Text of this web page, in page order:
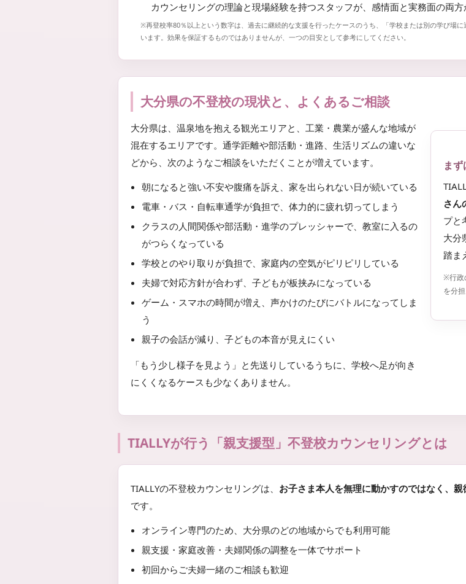
カウンセリングの理論と現場経験を持つスタッフが、感情面と実務面の両方
※再登校率80％以上という数字は、過去に継続的な支援を行ったケースのうち、「学校または別の学び場
います。効果を保証するものではありませんが、一つの目安として参考にしてください。
大分県の不登校の現状と、よくあるご相談
大分県は、温泉地を抱える観光エリアと、工業・農業が盛んな地域が
混在するエリアです。通学距離や部活動・進路、生活リズムの違いな
どから、次のようなご相談をいただくことが増えています。
朝になると強い不安や腹痛を訴え、家を出られない日が続いている
電車・バス・自転車通学が負担で、体力的に疲れ切ってしまう
クラスの人間関係や部活動・進学のプレッシャーで、教室に入るの
がつらくなっている
学校とのやり取りが負担で、家庭内の空気がピリピリしている
夫婦で対応方針が合わず、子どもが板挟みになっている
ゲーム・スマホの時間が増え、声かけのたびにバトルになってしま
う
親子の会話が減り、子どもの本音が見えにくい
「もう少し様子を見よう」と先送りしているうちに、学校へ足が向き
にくくなるケースも少なくありません。
ま
さん
プと
大分
踏ま
※行政
を分
TIALLYが行う「親支援型」不登校カウンセリングとは
TIALLYの不登校カウンセリングは、 お子さま本人を無理に動かすのではなく、
です。
オンライン専門のため、大分県のどの地域からでも利用可能
親支援・家庭改善・夫婦関係の調整を一体でサポート
初回からご夫婦一緒のご相談も歓迎